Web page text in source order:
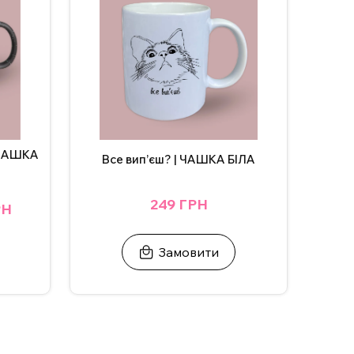
Все вип’єш? | ЧАШКА БІЛА
249 ГРН
Замовити